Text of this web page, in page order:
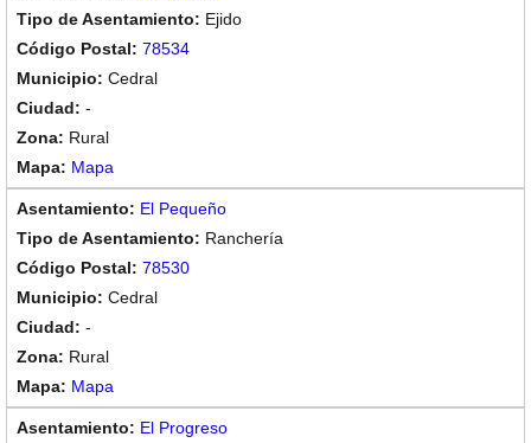
Ejido
78534
Cedral
-
Rural
Mapa
El Pequeño
Ranchería
78530
Cedral
-
Rural
Mapa
El Progreso